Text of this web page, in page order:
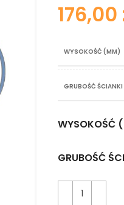
WYSOKOŚĆ (MM)
GRUBOŚĆ
WYSOKOŚĆ
GRUBOŚĆ